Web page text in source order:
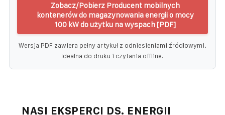
Zobacz/Pobierz Producent mobilnych
kontenerów do magazynowania energii o mocy
100 kW do użytku na wyspach [PDF]
Wersja PDF zawiera pełny artykuł z odniesieniami źródłowymi.
Idealna do druku i czytania offline.
NASI EKSPERCI DS. ENERGII